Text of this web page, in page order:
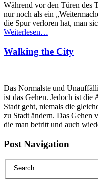
Während vor den Türen des
nur noch als ein
die Spur verloren hat, man
Weiterlesen…
Walking the City
Das Normalste und
ist das Gehen. Jedoch ist
Stadt geht, niemals die
zu Stadt ändern. Das Gehen
die man betritt und auch
Post Navigation